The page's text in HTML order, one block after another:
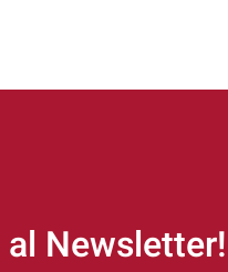
al Newsletter!